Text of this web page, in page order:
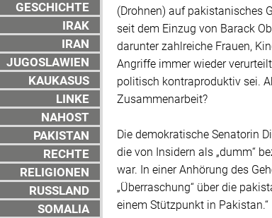
GESCHICHTE
IRAK
IRAN
JUGOSLAWIEN
KAUKASUS
LINKE
NAHOST
PAKISTAN
RECHTE
RELIGIONEN
RUSSLAND
SOMALIA
(Drohnen) auf pakistanisches
seit dem Einzug von Barack
darunter zahlreiche Frauen,
Angriffe immer wieder
politisch kontraproduktiv sei.
Zusammenarbeit?
Die demokratische Senatorin
die von Insidern als „dumm“
war. In einer Anhörung des
„Überraschung“ über die
einem Stützpunkt in Pakistan.“